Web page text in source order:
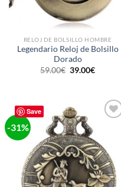
RELOJ DE BOLSILLO HOMBRE
Legendario Reloj de Bolsillo
Dorado
59.00€ El
39.00€El
39.00€.
Save
-31%
Ajouter
à la liste
de
souhaits